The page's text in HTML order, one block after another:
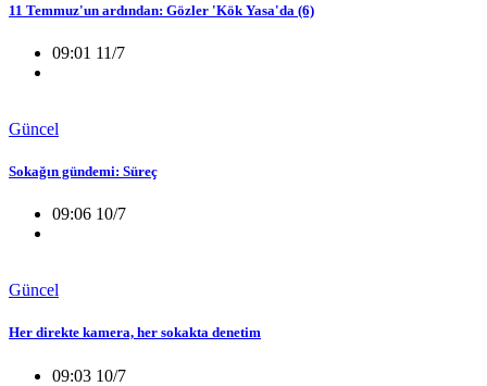
11 Temmuz'un ardından: Gözler 'Kök Yasa'da (6)
09:01 11/7
Güncel
Sokağın gündemi: Süreç
09:06 10/7
Güncel
Her direkte kamera, her sokakta denetim
09:03 10/7